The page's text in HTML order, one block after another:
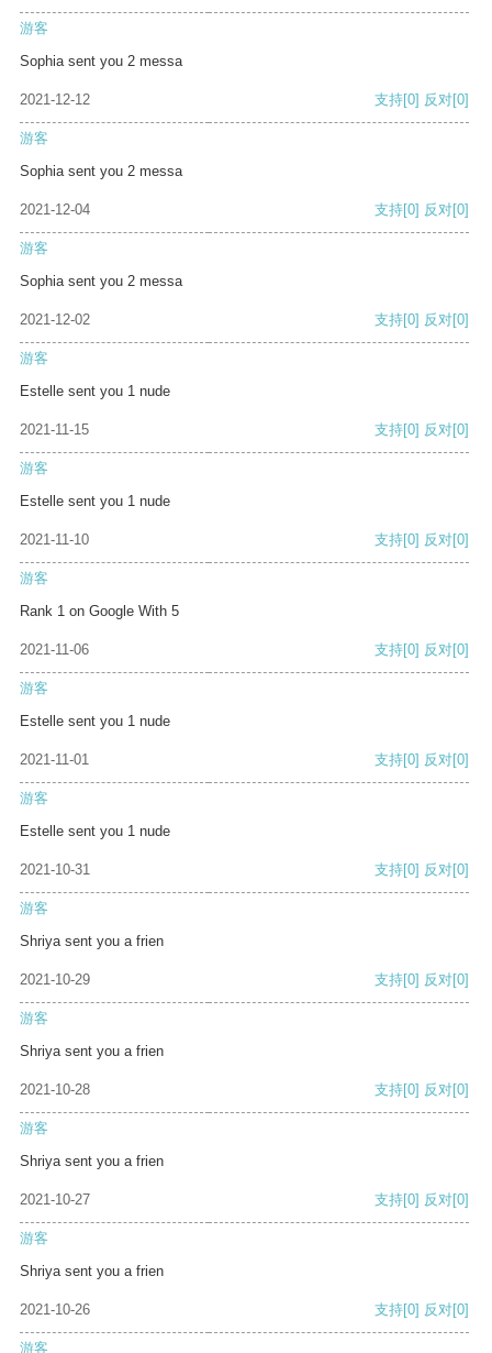
游客
Sophia sent you 2 messa
2021-12-12 支持[0] 反对[0]
游客
Sophia sent you 2 messa
2021-12-04 支持[0] 反对[0]
游客
Sophia sent you 2 messa
2021-12-02 支持[0] 反对[0]
游客
Estelle sent you 1 nude
2021-11-15 支持[0] 反对[0]
游客
Estelle sent you 1 nude
2021-11-10 支持[0] 反对[0]
游客
Rank 1 on Google With 5
2021-11-06 支持[0] 反对[0]
游客
Estelle sent you 1 nude
2021-11-01 支持[0] 反对[0]
游客
Estelle sent you 1 nude
2021-10-31 支持[0] 反对[0]
游客
Shriya sent you a frien
2021-10-29 支持[0] 反对[0]
游客
Shriya sent you a frien
2021-10-28 支持[0] 反对[0]
游客
Shriya sent you a frien
2021-10-27 支持[0] 反对[0]
游客
Shriya sent you a frien
2021-10-26 支持[0] 反对[0]
游客